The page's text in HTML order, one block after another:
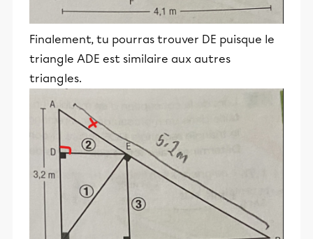
Finalement, tu pourras trouver DE puisque le
triangle ADE est similaire aux autres
triangles.